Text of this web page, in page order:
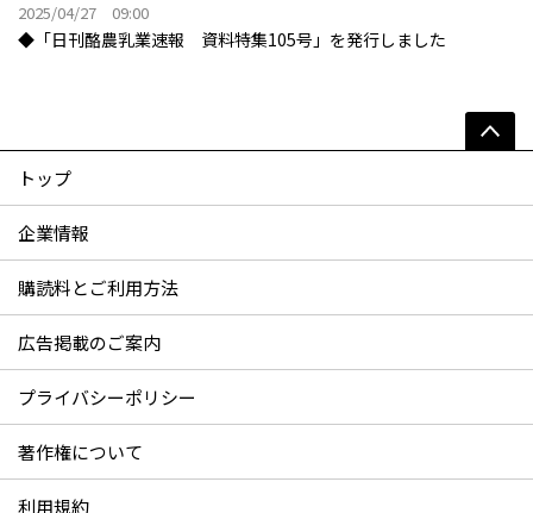
2025/04/27 09:00
◆「日刊酪農乳業速報 資料特集105号」を発行しました
トップ
企業情報
購読料とご利用方法
広告掲載のご案内
プライバシーポリシー
著作権について
利用規約